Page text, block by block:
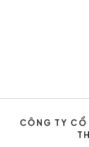
CÔNG TY CỔ